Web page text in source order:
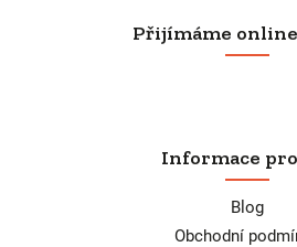
Přijímáme
Informace
Blog
Obchodní